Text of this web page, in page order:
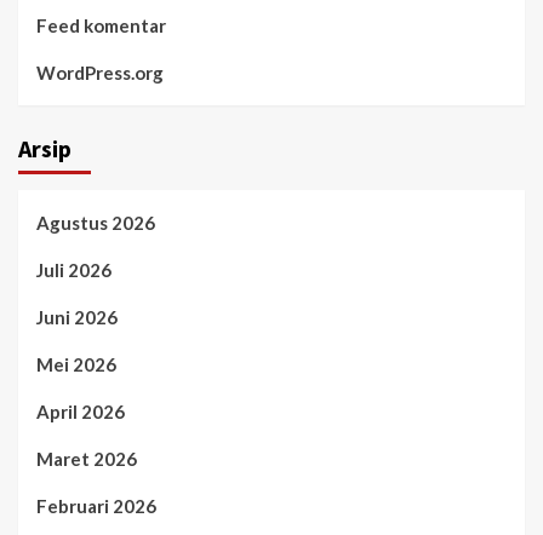
Feed komentar
WordPress.org
Arsip
Agustus 2026
Juli 2026
Juni 2026
Mei 2026
April 2026
Maret 2026
Februari 2026